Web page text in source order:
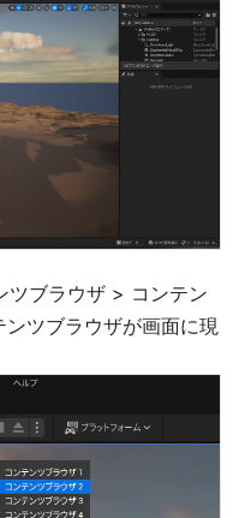
ブラウザ > コンテン
ツブラウザが画面に現